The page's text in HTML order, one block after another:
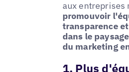
aux entreprises
promouvoir
transparence
dans le
du marketing
1. Plus